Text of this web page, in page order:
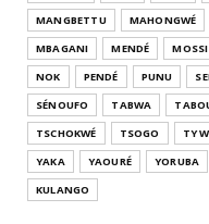
MANGBETTU
MAHONGWÉ
MBAGANI
MENDÉ MOSSI
NOK
PENDÉ PUNU
SÉNOUFO
TABWA
TSCHOKWÉ
TSOGO TY
YAKA
YAOURÉ YORUBA
KULANGO